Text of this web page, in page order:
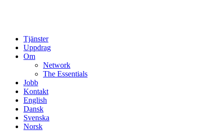
Tjänster
Uppdrag
Om
Network
The Essentials
Jobb
Kontakt
English
Dansk
Svenska
Norsk